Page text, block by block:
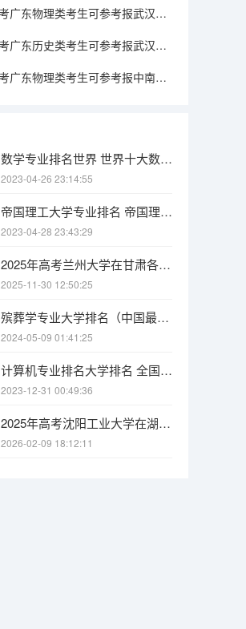
2026高考广东物理类考生可参考报武汉生物工程学院的专业汇总
2026高考广东历史类考生可参考报武汉生物工程学院的专业汇总
2026高考广东物理类考生可参考报中南林业科技大学涉外学院的专业汇总
数学专业排名世界 世界十大数学强国
2023-04-26 23:14:55
帝国理工大学专业排名 帝国理工学院本科申请条件有哪些
2023-04-28 23:43:29
2025年高考兰州大学在甘肃各批次选科要求有哪些
2025-11-30 12:50:25
殡葬学专业大学排名（中国最好的殡仪大学）
2024-05-09 01:41:25
计算机专业排名大学排名 全国计算机专业最好的学校排名
2023-12-31 00:49:36
2025年高考沈阳工业大学在湖南各批次选科要求有哪些
2026-02-09 18:12:11